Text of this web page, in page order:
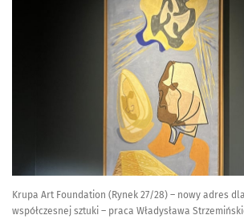
Krupa Art Foundation (Rynek 27/28) – nowy adres
współczesnej sztuki – praca Władysława